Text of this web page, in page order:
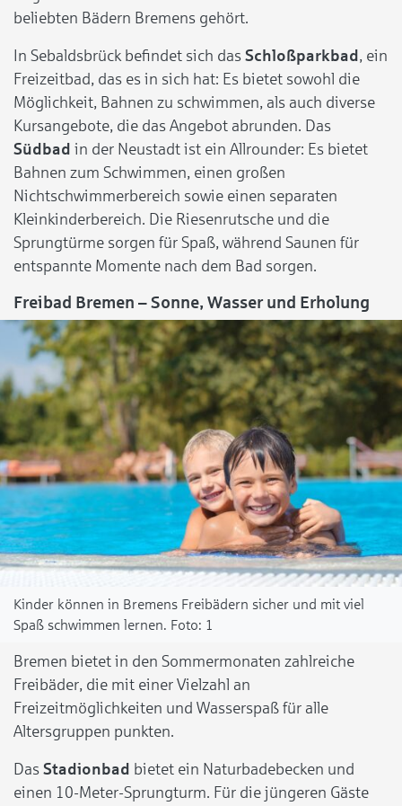
beliebten Bädern Bremens gehört.
In Sebaldsbrück befindet sich das Schloßparkbad , ein
Freizeitbad, das es in sich hat: Es bietet sowohl die
Möglichkeit, Bahnen zu schwimmen, als auch diverse
Kursangebote, die das Angebot abrunden. Das
Südbad in der Neustadt ist ein Allrounder: Es bietet
Bahnen zum Schwimmen, einen großen
Nichtschwimmerbereich sowie einen separaten
Kleinkinderbereich. Die Riesenrutsche und die
Sprungtürme sorgen für Spaß, während Saunen für
entspannte Momente nach dem Bad sorgen.
Freibad Bremen – Sonne, Wasser und Erholung
Kinder können in Bremens Freibädern sicher und mit viel
Spaß schwimmen lernen.
1
Bremen bietet in den Sommermonaten zahlreiche
Freibäder, die mit einer Vielzahl an
Freizeitmöglichkeiten und Wasserspaß für alle
Altersgruppen punkten.
Das Stadionbad bietet ein Naturbadebecken und
einen 10-Meter-Sprungturm. Für die jüngeren Gäste